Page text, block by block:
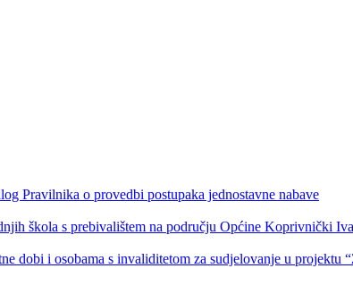
Pravilnika o provedbi postupaka jednostavne nabave
škola s prebivalištem na području Općine Koprivnički
dobi i osobama s invaliditetom za sudjelovanje u projektu